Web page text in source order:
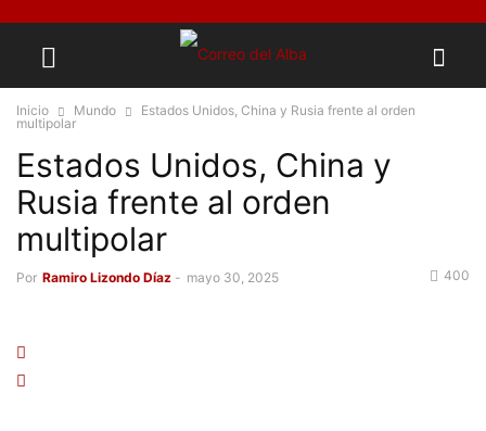
Inicio Mundo
Estados Unidos, China y Rusia frente al orden
multipolar
Estados Unidos, China y
Rusia frente al orden
multipolar
Por Ramiro Lizondo Díaz - mayo 30, 2025 400